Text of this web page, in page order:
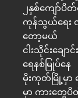
၂နှစ်​ကျော်ပိ
ကုန်သွယ်ရေး လ
တော့မယ်
ငါးသိုင်းချ
ရေနစ်မြုပ်နေ
မိုးကုတ်မြို့မှာ
မှာ ကားတွေပိ